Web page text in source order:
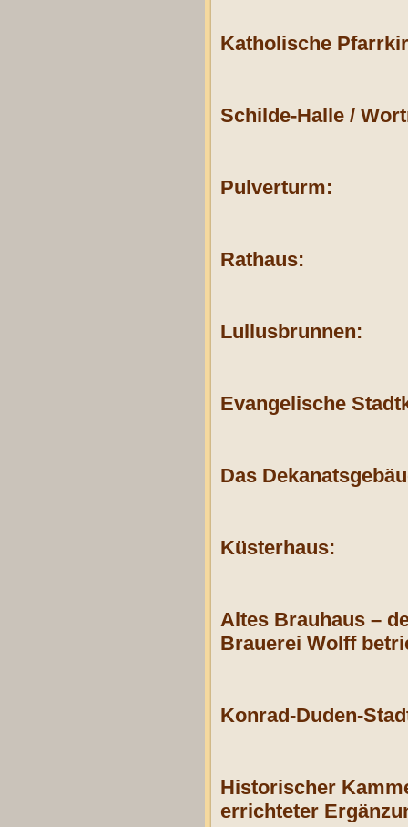
Katholische
Schilde-Halle /
Pulverturm:
Rathaus:
Lullusbrunnen:
Evangelische
Das
Küsterhaus:
Altes Brauhaus –
Brauerei Wolff
Konrad-Duden-
Historischer
errichteter